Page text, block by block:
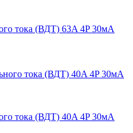
тока (ВДТ) 63A 4P 30мА
тока (ВДТ) 40A 4P 30мА